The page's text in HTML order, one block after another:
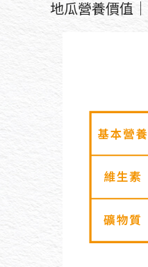
地瓜營養價值